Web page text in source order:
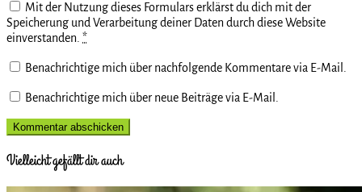
Mit der Nutzung dieses Formulars erklärst du dich mit der
Speicherung und Verarbeitung deiner Daten durch diese Website
einverstanden. *
Benachrichtige mich über nachfolgende Kommentare via E-Mail.
Benachrichtige mich über neue Beiträge via E-Mail.
Vielleicht gefällt dir auch